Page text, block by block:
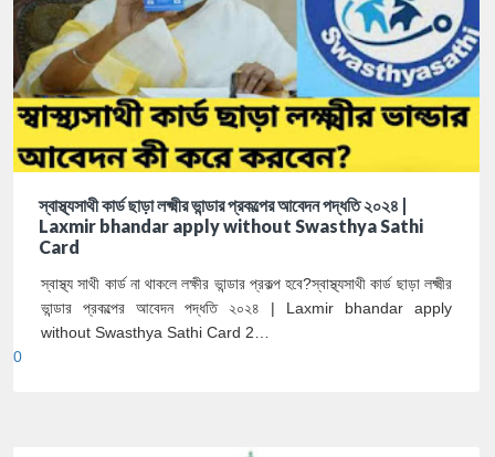
স্বাস্থ্যসাথী কার্ড ছাড়া লক্ষ্মীর ভান্ডার প্রকল্পের আবেদন পদ্ধতি ২০২৪ |
Laxmir bhandar apply without Swasthya Sathi
Card
স্বাস্থ্য সাথী কার্ড না থাকলে লক্ষীর ভান্ডার প্রকল্প হবে?স্বাস্থ্যসাথী কার্ড ছাড়া লক্ষ্মীর
ভান্ডার প্রকল্পের আবেদন পদ্ধতি ২০২৪ | Laxmir bhandar apply
without Swasthya Sathi Card 2…
0